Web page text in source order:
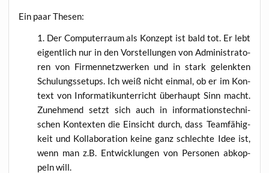
Ein paar Thesen:
Der Com­pu­ter­raum als Kon­zept ist bald tot. Er lebt
eigent­lich nur in den Vor­stel­lun­gen von Admi­nis­tra­to­
ren von Fir­men­netz­wer­ken und in stark gelenk­ten
Schu­lungs­set­ups. Ich weiß nicht ein­mal, ob er im Kon­
text von Infor­ma­tik­un­ter­richt über­haupt Sinn macht.
Zuneh­mend setzt sich auch in infor­ma­ti­ons­tech­ni­
schen Kon­tex­ten die Ein­sicht durch, dass Team­fä­hig­
keit und Kol­la­bo­ra­ti­on kei­ne ganz schlech­te Idee ist,
wenn man z.B. Ent­wick­lun­gen von Per­so­nen abkop­
peln will.